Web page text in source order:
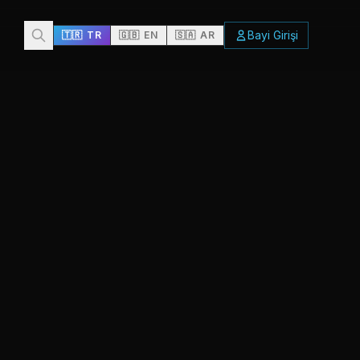
🇹🇷 TR 🇬🇧 EN 🇸🇦 AR Bayi Girişi